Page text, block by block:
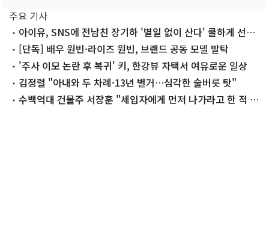
주요 기사
아이유, SNS에 전남친 장기하 '별일 없이 산다' 쿨하게 선곡
'깜짝'
[단독] 배우 원빈·라이즈 원빈, 브랜드 공동 모델 발탁
'주사 이모 논란 후 복귀' 키, 한강뷰 자택서 여유로운 일상
김정렬 "아내와 두 차례·13년 별거…심각한 술버릇 탓"
수백억대 건물주 서장훈 "세입자에게 먼저 나가라고 한 적 없